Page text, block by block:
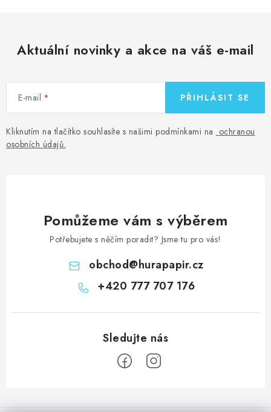
Aktuální novinky a akce na váš e-mail
E-mail
Kliknutím na tlačítko souhlasíte s našimi podmínkami na ochranou
osobních údajů.
PŘIHLÁSIT SE
Pomůžeme vám s výběrem
Potřebujete s něčím poradit? Jsme tu pro vás!
obchod@hurapapir.cz
+420 777 707 176